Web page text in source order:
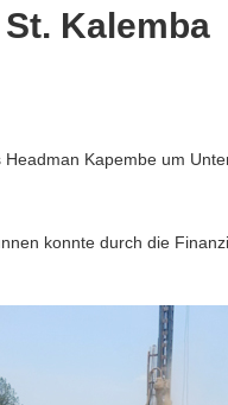
Kalemba
Headman Kapembe um
konnte durch die